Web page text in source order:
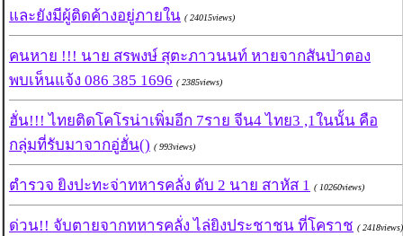
และยังมีผู้ติดค้างอยู่ภายใน ( 24015views)
คนหาย !!! นาย สรพงษ์ สุตะภาวนนท์ หายจากสันป่าตอง
พบเห็นแจ้ง 086 385 1696 ( 2385views)
ฮั่น!!! ไทยติดโคโรน่าเพิ่มอีก 7ราย จีน4 ไทย3 ,1ในนั้น คือ
กลุ่มที่รับมาจากอู่ฮั่น() ( 993views)
ตำรวจ ยิงปะทะจ่าทหารคลั่ง ดับ 2 นาย สาหัส 1 ( 10260views)
ด่วน!! จับตายจากทหารคลั่ง ไล่ยิงประชาชน ที่โคราช ( 2418views)